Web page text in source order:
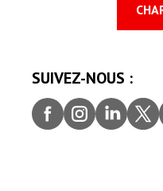
SUIVEZ-NOUS :
Faceb
ook
Insta
gram
Linke
dIn
Twitt
er